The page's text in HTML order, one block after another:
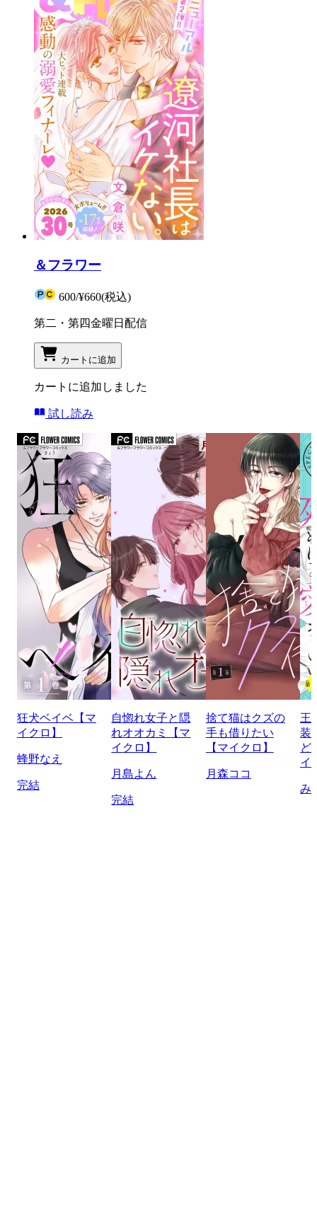
＆フラワー
600/¥660(税込)
第二・第四金曜日配信
カートに追加
カートに追加しました
試し読み
狂犬ベイベ【マ
イクロ】
蜂野なえ
完結
自惚れ女子と隠
れオオカミ【マ
イクロ】
月島よん
完結
捨て猫はクズの
手も借りたい
【マイクロ】
月森ココ
王
装
ど
イ
み